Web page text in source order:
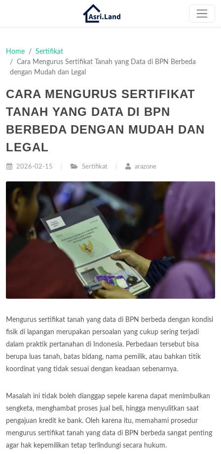
Home
Sertifikat
Cara Mengurus Sertifikat Tanah yang Data di BPN Berbeda
dengan Mudah dan Legal
CARA MENGURUS SERTIFIKAT
TANAH YANG DATA DI BPN
BERBEDA DENGAN MUDAH DAN
LEGAL
2026-02-15 Sertifikat arazone
Mengurus sertifikat tanah yang data di BPN berbeda dengan kondisi
fisik di lapangan merupakan persoalan yang cukup sering terjadi
dalam praktik pertanahan di Indonesia. Perbedaan tersebut bisa
berupa luas tanah, batas bidang, nama pemilik, atau bahkan titik
koordinat yang tidak sesuai dengan keadaan sebenarnya.
Masalah ini tidak boleh dianggap sepele karena dapat menimbulkan
sengketa, menghambat proses jual beli, hingga menyulitkan saat
pengajuan kredit ke bank. Oleh karena itu, memahami prosedur
mengurus sertifikat tanah yang data di BPN berbeda sangat penting
agar hak kepemilikan tetap terlindungi secara hukum.